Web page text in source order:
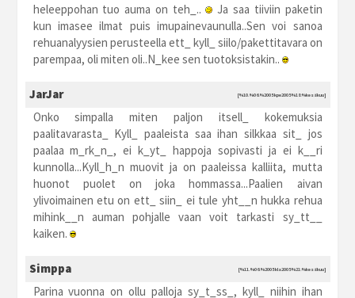
heleeppohan tuo auma on teh_..
Ja saa tiiviin paketin
kun imasee ilmat puis imupainevaunulla..Sen voi sanoa
rehuanalyysien perusteella ett_ kyll_ siilo/pakettitavara on
parempaa, oli miten oli..N_kee sen tuotoksistakin..
JarJar [%10.%06.%2005 kpe2005 %18:%kesäkuu]
Onko simpalla miten paljon itsell_ kokemuksia
paalitavarasta_ Kyll_ paaleista saa ihan silkkaa sit_ jos
paalaa m_rk_n_, ei k_yt_ happoja sopivasti ja ei k__ri
kunnolla...Kyll_h_n muovit ja on paaleissa kalliita, mutta
huonot puolet on joka hommassa...Paalien aivan
ylivoimainen etu on ett_ siin_ ei tule yht__n hukka rehua
mihink__n auman pohjalle vaan voit tarkasti sy_tt__
kaiken.
Simppa [%11.%06.%2005 kla2005 %21:%kesäkuu]
Parina vuonna on ollu palloja sy_t_ss_, kyll_ niihin ihan